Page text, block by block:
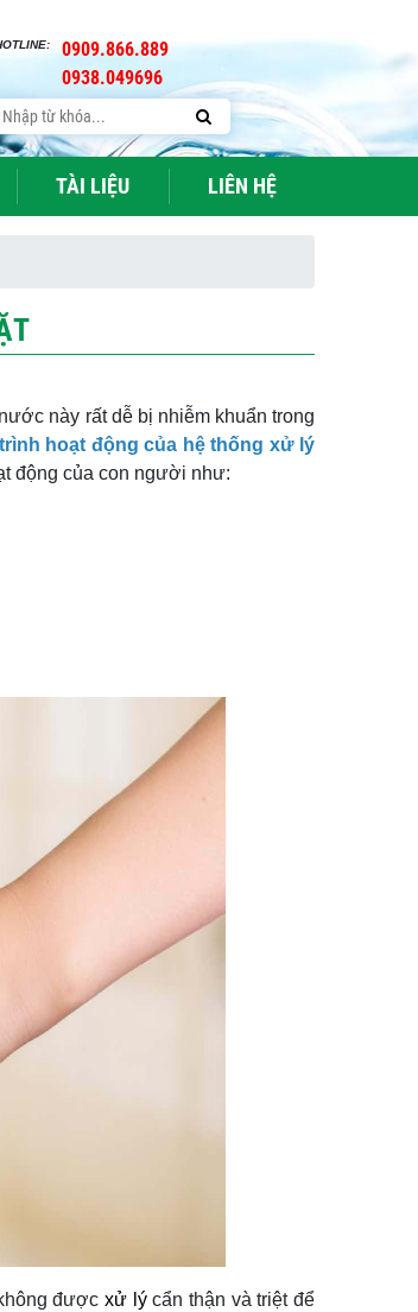
0909.866.889
0938.049696
TÀI LIỆU LIÊN HỆ
này rất dễ bị nhiễm khuẩn trong
hoạt động của hệ thống xử lý
động của con người như:
được xử lýcẩn thận và triệt để